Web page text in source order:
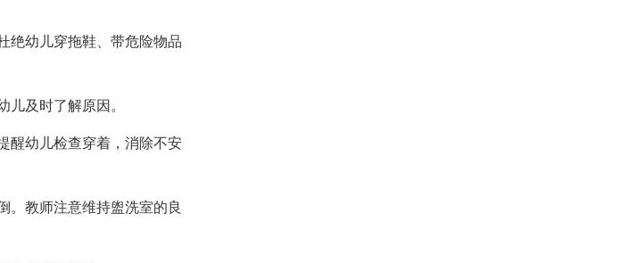
绝幼儿穿拖鞋、带危险物品
儿及时了解原因。
醒幼儿检查穿着，消除不安
。教师注意维持盥洗室的良